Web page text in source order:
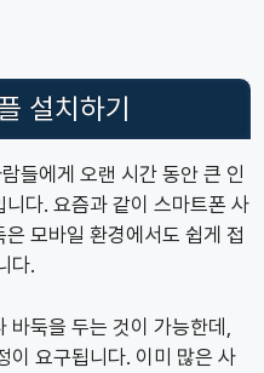
설치하기
들에게 오랜 시간 동안 큰 인
다. 요즘과 같이 스마트폰 사
모바일 환경에서도 쉽게 접
다.
둑을 두는 것이 가능한데,
이 요구됩니다. 이미 많은 사